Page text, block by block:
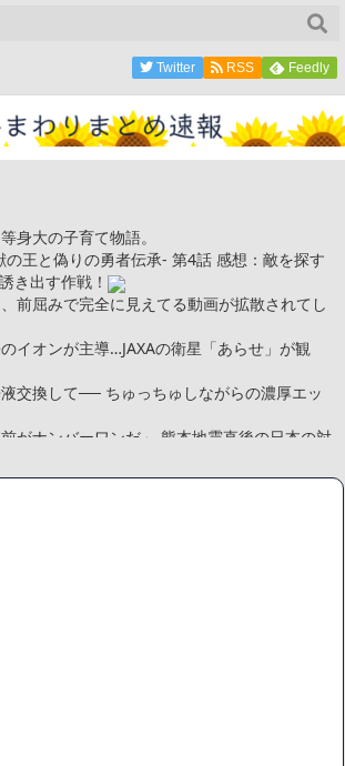
Twitter RSS Feedly
身大の子育て物語。
王と偽りの勇者伝承- 第4話 感想：敵を探す
き出す作戦！
、前屈みで完全に見えてる動画が拡散されてし
イオンが主導…JAXAの衛星「あらせ」が観
交換して── ちゅっちゅしながらの濃厚エッ
がナンバーワンだ」 熊本地震直後の日本の対
に戻ってしまい絶望する・・・「アカン、キ